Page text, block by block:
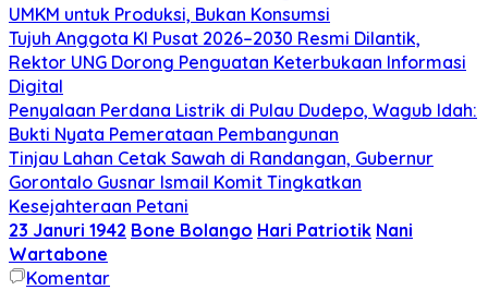
UMKM untuk Produksi, Bukan Konsumsi
Tujuh Anggota KI Pusat 2026–2030 Resmi Dilantik,
Rektor UNG Dorong Penguatan Keterbukaan Informasi
Digital
Penyalaan Perdana Listrik di Pulau Dudepo, Wagub Idah:
Bukti Nyata Pemerataan Pembangunan
Tinjau Lahan Cetak Sawah di Randangan, Gubernur
Gorontalo Gusnar Ismail Komit Tingkatkan
Kesejahteraan Petani
23 Januri 1942 Bone Bolango Hari Patriotik Nani
Wartabone
Komentar